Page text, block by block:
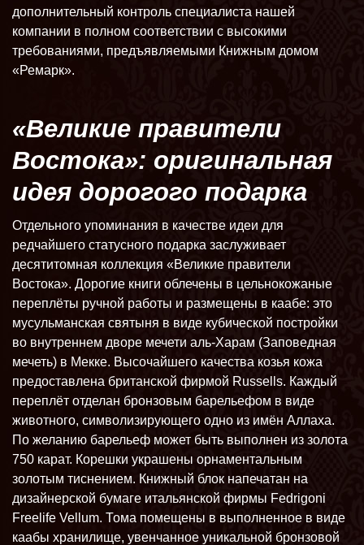
дополнительный контроль специалиста нашей
компании в полном соответствии с высокими
требованиями, предъявляемыми Книжным домом
«Ремарк».
«Великие правители
Востока»: оригинальная
идея дорогого подарка
Отдельного упоминания в качестве идеи для
редчайшего статусного подарка заслуживает
десятитомная коллекция «Великие правители
Востока». Дорогие книги облечены в цельнокожаные
переплёты ручной работы и размещены в каабе: это
мусульманская святыня в виде кубической постройки
во внутреннем дворе мечети аль-Харам (Заповедная
мечеть) в Мекке. Высочайшего качества козья кожа
предоставлена британской фирмой Russells. Каждый
переплёт отделан бронзовым барельефом в виде
животного, символизирующего одно из имён Аллаха.
По желанию барельеф может быть выполнен из золота
750 карат. Корешки украшены орнаментальным
золотым тиснением. Книжный блок напечатан на
дизайнерской бумаге итальянской фирмы Fedrigoni
Freelife Vellum. Тома помещены в выполненное в виде
каабы хранилище, увенчанное уникальной бронзовой